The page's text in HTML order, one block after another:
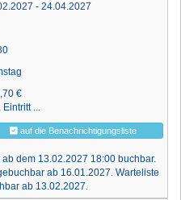
- 24.04.2027
€
Eintritt ...
auf die Benachrichtigungsliste
ab dem 13.02.2027 18:00 buchbar.
ab 16.01.2027. Warteliste
ab 13.02.2027.